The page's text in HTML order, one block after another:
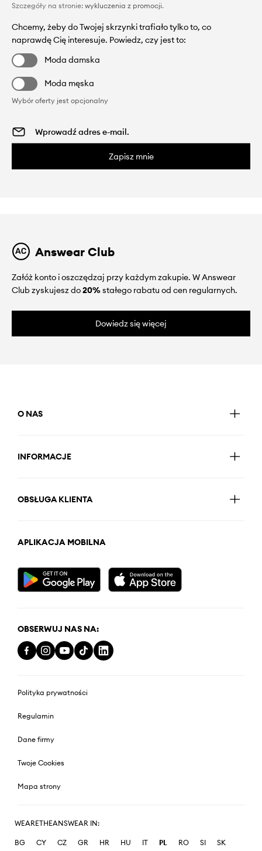
Szczegóły na stronie: wykluczenia z promocji.
Chcemy, żeby do Twojej skrzynki trafiało tylko to, co
naprawdę Cię interesuje. Powiedz, czy jest to:
Moda damska
Moda męska
Wybór oferty jest opcjonalny
Zapisz mnie
Answear Club
Załóż konto i oszczędzaj przy każdym zakupie. W Answear
Club zyskujesz do20%stałego rabatu od cen regularnych.
Dowiedz się więcej
O NAS
INFORMACJE
OBSŁUGA KLIENTA
APLIKACJA MOBILNA
OBSERWUJ NAS NA:
Polityka prywatności
Regulamin
Dane firmy
Twoje Cookies
Mapa strony
WEARETHEANSWEAR IN:
BG CY CZ GR HR HU IT PL RO SI SK